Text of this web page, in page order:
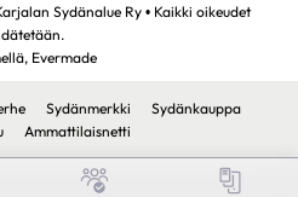
Sydänalue Ry • Kaikki oikeudet
Evermade
Sydänmerkki
Sydänkauppa
Ammattilaisnetti